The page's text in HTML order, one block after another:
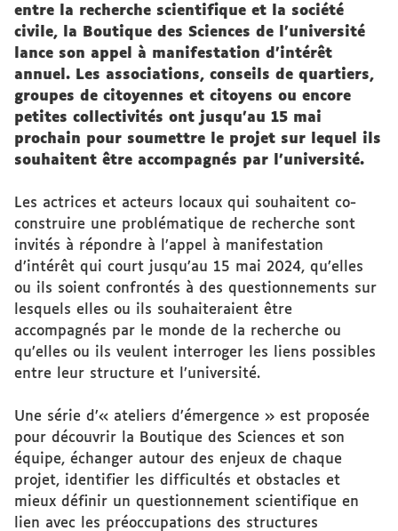
entre la recherche scientifique et la société
civile, la Boutique des Sciences de l’université
lance son appel à manifestation d’intérêt
annuel. Les associations, conseils de quartiers,
groupes de citoyennes et citoyens ou encore
petites collectivités ont jusqu’au 15 mai
prochain pour soumettre le projet sur lequel ils
souhaitent être accompagnés par l’université.
Les actrices et acteurs locaux qui souhaitent co-
construire une problématique de recherche sont
invités à répondre à l’appel à manifestation
d’intérêt qui court jusqu’au 15 mai 2024, qu’elles
ou ils soient confrontés à des questionnements sur
lesquels elles ou ils souhaiteraient être
accompagnés par le monde de la recherche ou
qu’elles ou ils veulent interroger les liens possibles
entre leur structure et l’université.
Une série d’« ateliers d’émergence » est proposée
pour découvrir la Boutique des Sciences et son
équipe, échanger autour des enjeux de chaque
projet, identifier les difficultés et obstacles et
mieux définir un questionnement scientifique en
lien avec les préoccupations des structures